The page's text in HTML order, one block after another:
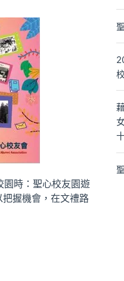
時：聖心校友園遊
握機會，在文禮路